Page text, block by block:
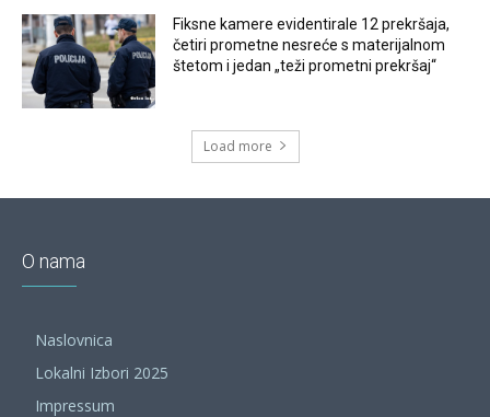
Fiksne kamere evidentirale 12 prekršaja,
četiri prometne nesreće s materijalnom
štetom i jedan „teži prometni prekršaj“
Load more
O nama
Naslovnica
Lokalni Izbori 2025
Impressum